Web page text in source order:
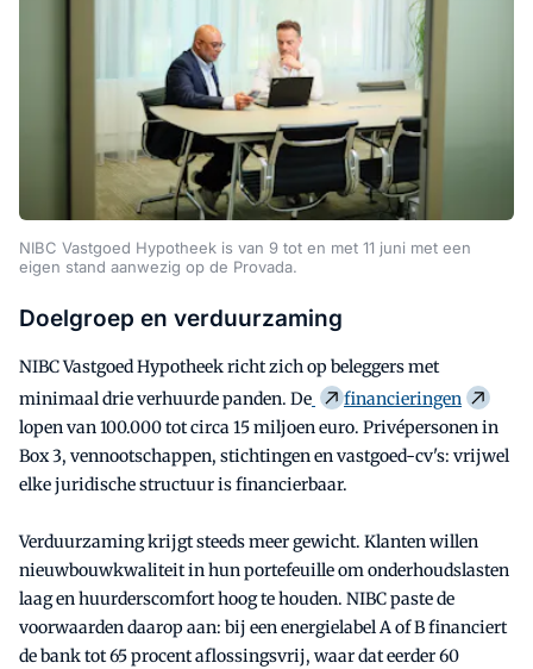
NIBC Vastgoed Hypotheek is van 9 tot en met 11 juni met een
eigen stand aanwezig op de Provada.
Doelgroep en verduurzaming
NIBC Vastgoed Hypotheek richt zich op beleggers met
minimaal drie verhuurde panden. De
financieringen
lopen van 100.000 tot circa 15 miljoen euro. Privépersonen in
Box 3, vennootschappen, stichtingen en vastgoed-cv's: vrijwel
elke juridische structuur is financierbaar.
Verduurzaming krijgt steeds meer gewicht. Klanten willen
nieuwbouwkwaliteit in hun portefeuille om onderhoudslasten
laag en huurderscomfort hoog te houden. NIBC paste de
voorwaarden daarop aan: bij een energielabel A of B financiert
de bank tot 65 procent aflossingsvrij, waar dat eerder 60